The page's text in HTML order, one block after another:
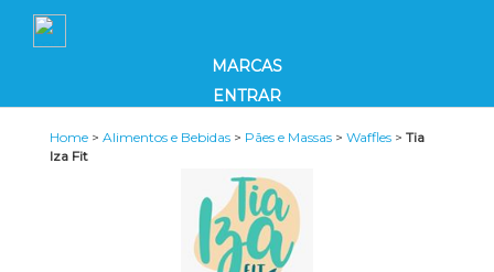
MARCAS
ENTRAR
Home > Alimentos e Bebidas > Pães e Massas > Waffles > Tia
Iza Fit